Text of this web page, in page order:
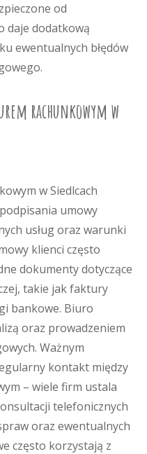
od
daje dodatkową
ewentualnych błędów
rachunkowym w
w Siedlcach
umowy
usług oraz warunki
klienci często
dokumenty dotyczące
takie jak faktury
bankowe. Biuro
oraz prowadzeniem
Ważnym
kontakt między
– wiele firm ustala
telefonicznych
oraz ewentualnych
często korzystają z